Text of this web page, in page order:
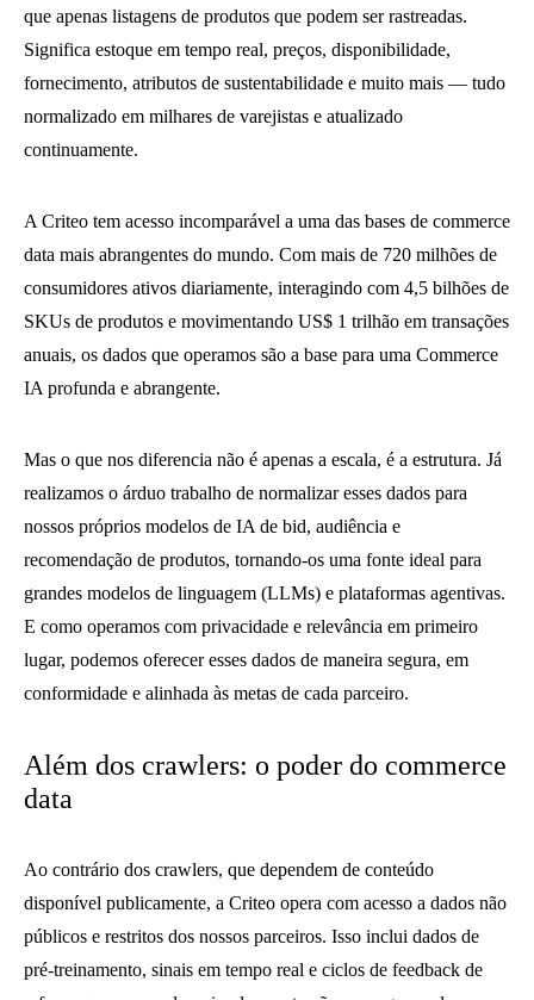
que apenas listagens de produtos que podem ser rastreadas.
Significa estoque em tempo real, preços, disponibilidade,
fornecimento, atributos de sustentabilidade e muito mais — tudo
normalizado em milhares de varejistas e atualizado
continuamente.
A Criteo tem acesso incomparável a uma das bases de commerce
data mais abrangentes do mundo. Com mais de 720 milhões de
consumidores ativos diariamente, interagindo com 4,5 bilhões de
SKUs de produtos e movimentando US$ 1 trilhão em transações
anuais, os dados que operamos são a base para uma Commerce
IA profunda e abrangente.
Mas o que nos diferencia não é apenas a escala, é a estrutura. Já
realizamos o árduo trabalho de normalizar esses dados para
nossos próprios modelos de IA de bid, audiência e
recomendação de produtos, tornando-os uma fonte ideal para
grandes modelos de linguagem (LLMs) e plataformas agentivas.
E como operamos com privacidade e relevância em primeiro
lugar, podemos oferecer esses dados de maneira segura, em
conformidade e alinhada às metas de cada parceiro.
Além dos crawlers: o poder do commerce
data
Ao contrário dos crawlers, que dependem de conteúdo
disponível publicamente, a Criteo opera com acesso a dados não
públicos e restritos dos nossos parceiros. Isso inclui dados de
pré-treinamento, sinais em tempo real e ciclos de feedback de